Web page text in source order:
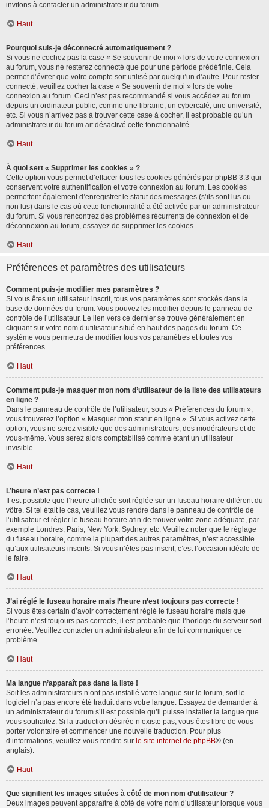
invitons à contacter un administrateur du forum.
Haut
Pourquoi suis-je déconnecté automatiquement ?
Si vous ne cochez pas la case « Se souvenir de moi » lors de votre connexion
au forum, vous ne resterez connecté que pour une période prédéfinie. Cela
permet d’éviter que votre compte soit utilisé par quelqu’un d’autre. Pour rester
connecté, veuillez cocher la case « Se souvenir de moi » lors de votre
connexion au forum. Ceci n’est pas recommandé si vous accédez au forum
depuis un ordinateur public, comme une librairie, un cybercafé, une université,
etc. Si vous n’arrivez pas à trouver cette case à cocher, il est probable qu’un
administrateur du forum ait désactivé cette fonctionnalité.
Haut
À quoi sert « Supprimer les cookies » ?
Cette option vous permet d’effacer tous les cookies générés par phpBB 3.3 qui
conservent votre authentification et votre connexion au forum. Les cookies
permettent également d’enregistrer le statut des messages (s’ils sont lus ou
non lus) dans le cas où cette fonctionnalité a été activée par un administrateur
du forum. Si vous rencontrez des problèmes récurrents de connexion et de
déconnexion au forum, essayez de supprimer les cookies.
Haut
Préférences et paramètres des utilisateurs
Comment puis-je modifier mes paramètres ?
Si vous êtes un utilisateur inscrit, tous vos paramètres sont stockés dans la
base de données du forum. Vous pouvez les modifier depuis le panneau de
contrôle de l’utilisateur. Le lien vers ce dernier se trouve généralement en
cliquant sur votre nom d’utilisateur situé en haut des pages du forum. Ce
système vous permettra de modifier tous vos paramètres et toutes vos
préférences.
Haut
Comment puis-je masquer mon nom d’utilisateur de la liste des utilisateurs
en ligne ?
Dans le panneau de contrôle de l’utilisateur, sous « Préférences du forum »,
vous trouverez l’option « Masquer mon statut en ligne ». Si vous activez cette
option, vous ne serez visible que des administrateurs, des modérateurs et de
vous-même. Vous serez alors comptabilisé comme étant un utilisateur
invisible.
Haut
L’heure n’est pas correcte !
Il est possible que l’heure affichée soit réglée sur un fuseau horaire différent du
vôtre. Si tel était le cas, veuillez vous rendre dans le panneau de contrôle de
l’utilisateur et régler le fuseau horaire afin de trouver votre zone adéquate, par
exemple Londres, Paris, New York, Sydney, etc. Veuillez noter que le réglage
du fuseau horaire, comme la plupart des autres paramètres, n’est accessible
qu’aux utilisateurs inscrits. Si vous n’êtes pas inscrit, c’est l’occasion idéale de
le faire.
Haut
J’ai réglé le fuseau horaire mais l’heure n’est toujours pas correcte !
Si vous êtes certain d’avoir correctement réglé le fuseau horaire mais que
l’heure n’est toujours pas correcte, il est probable que l’horloge du serveur soit
erronée. Veuillez contacter un administrateur afin de lui communiquer ce
problème.
Haut
Ma langue n’apparaît pas dans la liste !
Soit les administrateurs n’ont pas installé votre langue sur le forum, soit le
logiciel n’a pas encore été traduit dans votre langue. Essayez de demander à
un administrateur du forum s’il est possible qu’il puisse installer la langue que
vous souhaitez. Si la traduction désirée n’existe pas, vous êtes libre de vous
porter volontaire et commencer une nouvelle traduction. Pour plus
d’informations, veuillez vous rendre sur le site internet de phpBB® (en
anglais).
Haut
Que signifient les images situées à côté de mon nom d’utilisateur ?
Deux images peuvent apparaître à côté de votre nom d’utilisateur lorsque vous